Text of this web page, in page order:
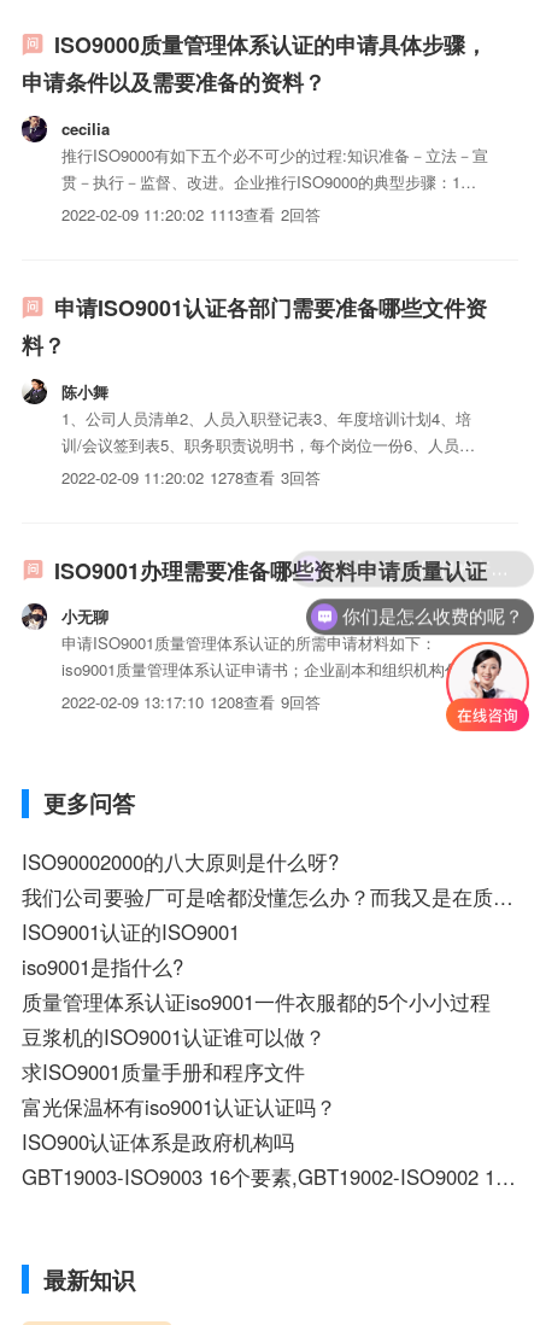
ISO9000质量管理体系认证的申请具体步骤，
申请条件以及需要准备的资料？
cecilia
推行ISO9000有如下五个必不可少的过程:知识准备－立法－宣
贯－执行－监督、改进。企业推行ISO9000的典型步骤：1、
企业原有质量体系识别、诊断2、任命管理者代表、组建
2022-02-09 11:20:02 1113查看 2回答
申请ISO9001认证各部门需要准备哪些文件资
料？
陈小舞
1、公司人员清单2、人员入职登记表3、年度培训计划4、培
训/会议签到表5、职务职责说明书，每个岗位一份6、人员需
求申请表7、培训需求申请表8、iso三体系认证清单（一、
2022-02-09 11:20:02 1278查看 3回答
ISO9001办理需要准备哪些资料申请质量认证
小无聊
申请ISO9001质量管理体系认证的所需申请材料如下：
iso9001质量管理体系认证申请书；企业副本和组织机构代码
证的复印件；质量手册及程序iso三体系认证；企业iso三体系
认证和服务流程说明书；企业基本情况及员工情况。此外，一
2022-02-09 13:17:10 1208查看 9回答
更多问答
ISO90002000的八大原则是什么呀?
我们公司要验厂可是啥都没懂怎么办？而我又是在质检部。到时问我ISO9000怎么办？谁有有关内容。请发于我吧
ISO9001认证的ISO9001
iso9001是指什么?
质量管理体系认证iso9001一件衣服都的5个小小过程
豆浆机的ISO9001认证谁可以做？
求ISO9001质量手册和程序文件
富光保温杯有iso9001认证认证吗？
ISO900认证体系是政府机构吗
GBT19003-ISO9003 16个要素,GBT19002-ISO9002 19个要素 分别是什么？
最新知识
你们是怎么收费的呢？